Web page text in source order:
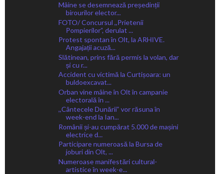
Mâine se desemnează președinții
birourilor elector...
FOTO/ Concursul ,,Prietenii
Pompierilor”, derulat ...
Protest spontan în Olt, la ARHIVE.
Angajații acuză...
Slătinean, prins fără permis la volan, dar
și cu r...
Accident cu victimă la Curtișoara: un
buldoexcavat...
Orban vine mâine în Olt în campanie
electorală în ...
,,Cântecele Dunării” vor răsuna în
week-end la Ian...
Românii și-au cumpărat 5.000 de mașini
electrice d...
Participare numeroasă la Bursa de
joburi din Olt, ...
Numeroase manifestări cultural-
artistice în week-e...